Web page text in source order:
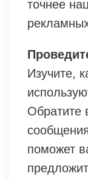
точнее
Изучите,
Обратите
поможет